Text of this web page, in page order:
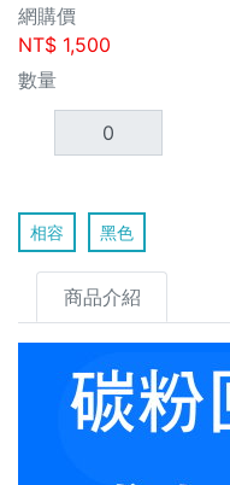
網購價
NT$ 1,500
數量
相容 黑色
商品介紹